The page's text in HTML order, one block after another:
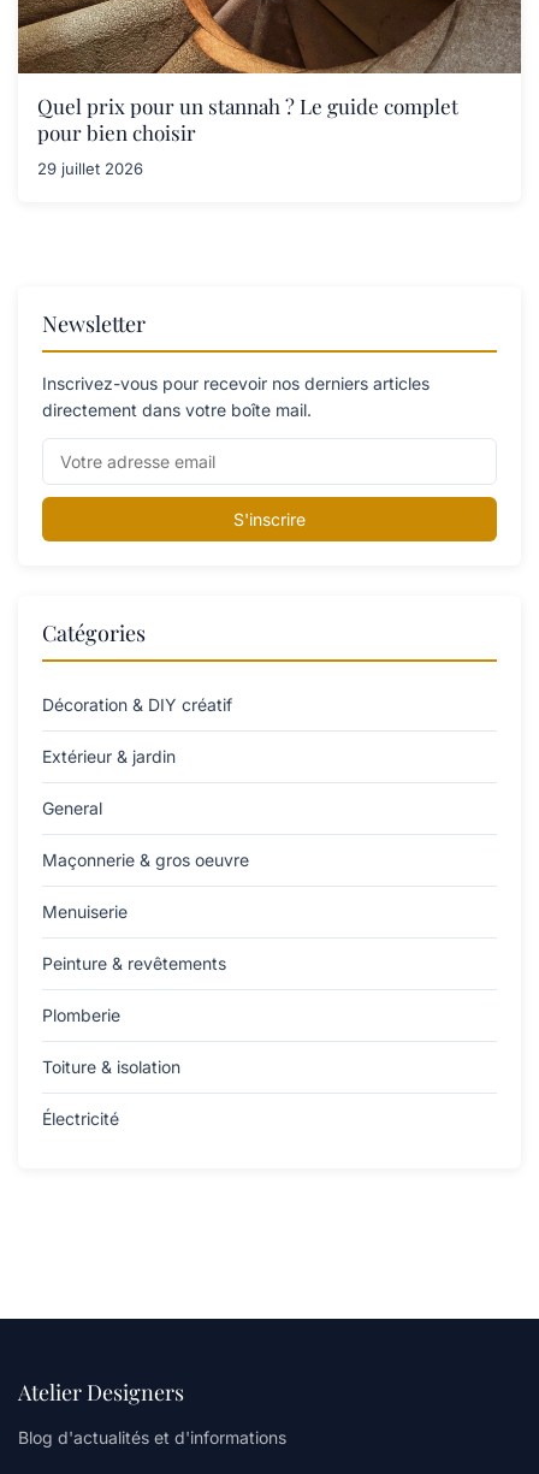
Quel prix pour un stannah ? Le guide complet
pour bien choisir
29 juillet 2026
Newsletter
Inscrivez-vous pour recevoir nos derniers articles
directement dans votre boîte mail.
S'inscrire
Catégories
Décoration & DIY créatif
Extérieur & jardin
General
Maçonnerie & gros oeuvre
Menuiserie
Peinture & revêtements
Plomberie
Toiture & isolation
Électricité
Atelier Designers
Blog d'actualités et d'informations